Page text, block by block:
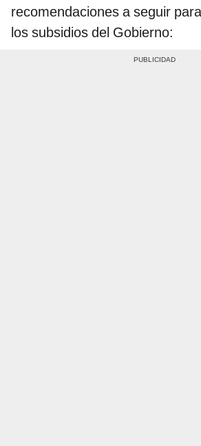
recomendaciones a seguir
los subsidios del Gobierno: